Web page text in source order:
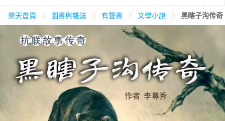
天天免運 美食蛋糕 養生保健
居家生活 3C家電 親子玩具
樂天首頁 圖書與雜誌 有聲書 文學小說 黑瞎子沟传